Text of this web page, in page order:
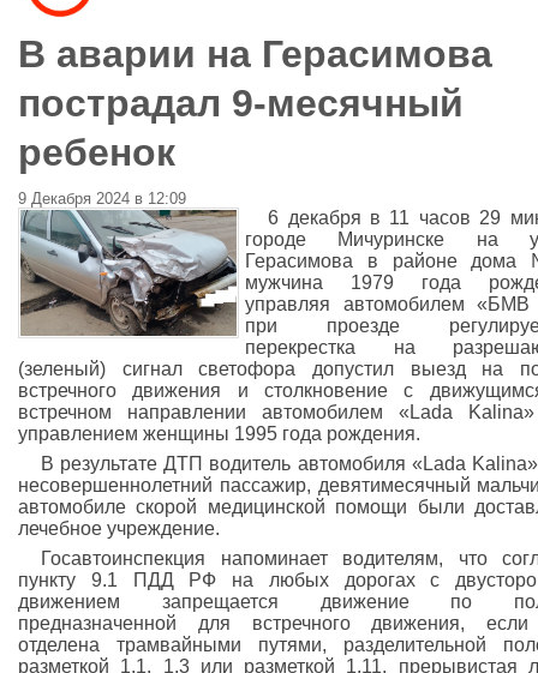
В аварии на Герасимова
пострадал 9-месячный
ребенок
9 Декабря 2024 в 12:09
6 декабря в 11 часов 29
городе Мичуринске на
Герасимова в районе
мужчина 1979 года
управляя автомобилем
при проезде
перекрестка на
(зеленый) сигнал светофора допустил выезд на
встречного движения и столкновение с
встречном направлении автомобилем «Lada
управлением женщины 1995 года рождения.
В результате ДТП водитель автомобиля «Lada
несовершеннолетний пассажир, девятимесячный
автомобиле скорой медицинской помощи были
лечебное учреждение.
Госавтоинспекция напоминает водителям, что
пункту 9.1 ПДД РФ на любых дорогах с
движением запрещается движение по
предназначенной для встречного движения,
отделена трамвайными путями, разделительной
разметкой 1.1, 1.3 или разметкой 1.11, прерывистая